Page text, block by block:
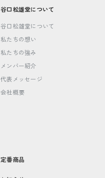
谷口松雄堂について
谷口松雄堂について
私たちの想い
私たちの強み
メンバー紹介
代表メッセージ
会社概要
定番商品